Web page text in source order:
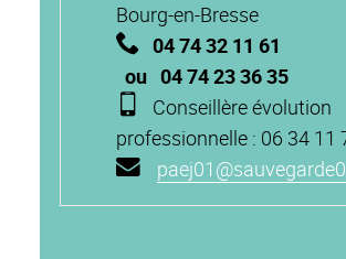
Bourg-en-Bresse
04 74 32 11 61
ou 04 74 23 36 35
Conseillère évolution
professionnelle : 06 34 11